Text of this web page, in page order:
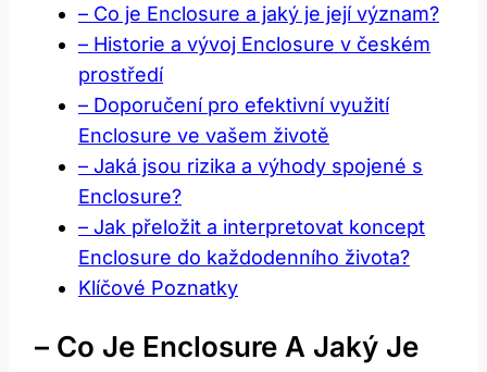
– Co je Enclosure a jaký je její význam?
– Historie a vývoj Enclosure v českém
prostředí
– Doporučení pro efektivní využití
Enclosure ve vašem životě
– Jaká jsou rizika a výhody spojené s
Enclosure?
– Jak přeložit a interpretovat koncept
Enclosure do každodenního života?
Klíčové Poznatky
– Co Je Enclosure A Jaký Je